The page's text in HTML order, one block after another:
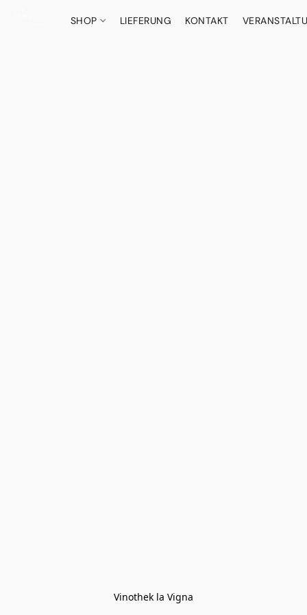
SHOP LIEFERUNG KONTAKT
Vinothek la Vigna